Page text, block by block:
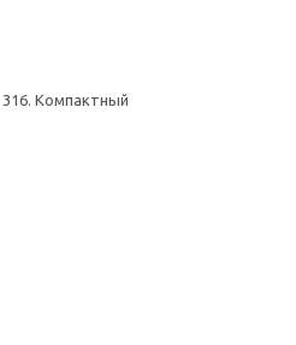
Компактный